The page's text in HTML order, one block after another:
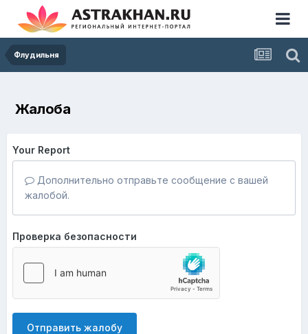
Флудильня
Жалоба
Your Report
Дополнительно отправьте сообщение с вашей
жалобой.
Проверка безопасности
Отправить жалобу